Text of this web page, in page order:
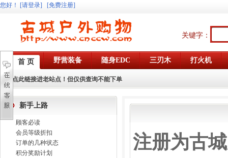
您好 ！ [请登录] [免费注册]
关键字：
首 页 野营装备 随身EDC 三刃木 打火机
点此链接进老站点！但仅供查询不能下单
新手上路
顾客必读
会员等级折扣
订单的几种状态
积分奖励计划
注册为古